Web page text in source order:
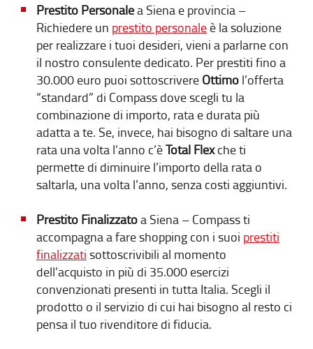
Prestito Personalea Siena e provincia –
Richiedere un prestito personale è la soluzione
per realizzare i tuoi desideri, vieni a parlarne con
il nostro consulente dedicato. Per prestiti fino a
30.000 euro puoi sottoscrivere Ottimo l’offerta
“standard” di Compass dove scegli tu la
combinazione di importo, rata e durata più
adatta a te. Se, invece, hai bisogno di saltare una
rata una volta l’anno c’èTotal Flexche ti
permette di diminuire l’importo della rata o
saltarla, una volta l’anno, senza costi aggiuntivi.
Prestito Finalizzatoa Siena – Compass ti
accompagna a fare shopping con i suoi prestiti
finalizzati sottoscrivibili al momento
dell’acquisto in più di 35.000 esercizi
convenzionati presenti in tutta Italia. Scegli il
prodotto o il servizio di cui hai bisogno al resto ci
pensa il tuo rivenditore di fiducia.